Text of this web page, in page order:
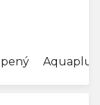
Aquaplus